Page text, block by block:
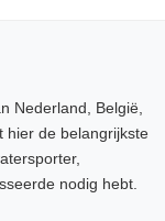
Nederland, België,
hier de belangrijkste
nodig hebt.